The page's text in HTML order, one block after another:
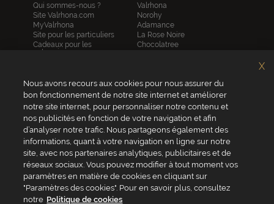
Qui sommes-nous ?
Site Valrhona.com
MyValrhona
Site pour les particuliers
Cadeaux pour les
entreprises
Contactez-nous
Valrhona
Norohy
Adamance
La Rose Noire
Chocolatree
Republica del cacao
Service client
04 75 07 51 51
Du lundi au jeudi : 8h - 18h
Le vendredi : 8h - 17h
Nous avons recours aux cookies pour nous assurer du
bon fonctionnement de notre site internet et améliorer
notre site internet, pour personnaliser notre contenu et
nos publicités en fonction de votre navigation et afin
d’analyser notre trafic. Nous partageons également des
informations, quant à votre navigation en ligne sur notre
site, avec nos partenaires analytiques, publicitaires et de
réseaux sociaux. Vous pouvez modifier à tout moment vos
paramètres en matière de cookies en cliquant sur
"Paramètres des cookies". Pour en savoir plus, consultez
notre Politique de cookies
X